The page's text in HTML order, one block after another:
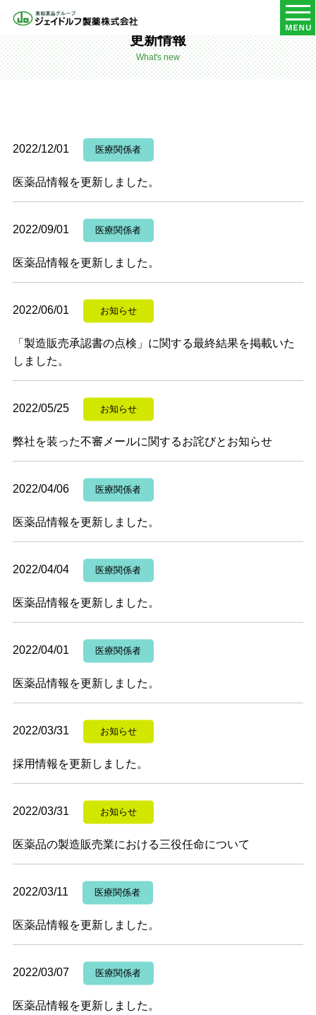
更新情報
What's new
2022/12/01 医療関係者
医薬品情報を更新しました。
2022/09/01 医療関係者
医薬品情報を更新しました。
2022/06/01 お知らせ
「製造販売承認書の点検」に関する最終結果を掲載いた
しました。
2022/05/25 お知らせ
弊社を装った不審メールに関するお詫びとお知らせ
2022/04/06 医療関係者
医薬品情報を更新しました。
2022/04/04 医療関係者
医薬品情報を更新しました。
2022/04/01 医療関係者
医薬品情報を更新しました。
2022/03/31 お知らせ
採用情報を更新しました。
2022/03/31 お知らせ
医薬品の製造販売業における三役任命について
2022/03/11 医療関係者
医薬品情報を更新しました。
2022/03/07 医療関係者
医薬品情報を更新しました。